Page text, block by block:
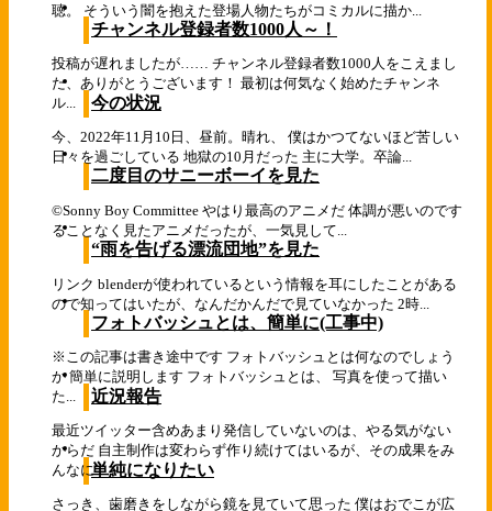
聴。 そういう闇を抱えた登場人物たちがコミカルに描か...
チャンネル登録者数1000人～！
投稿が遅れましたが…… チャンネル登録者数1000人をこえまし
た、ありがとうございます！ 最初は何気なく始めたチャンネ
ル...
今の状況
今、2022年11月10日、昼前。晴れ、 僕はかつてないほど苦しい
日々を過ごしている 地獄の10月だった 主に大学。卒論...
二度目のサニーボーイを見た
©Sonny Boy Committee やはり最高のアニメだ 体調が悪いのです
ることなく見たアニメだったが、一気見して...
“雨を告げる漂流団地”を見た
リンク blenderが使われているという情報を耳にしたことがある
ので知ってはいたが、なんだかんだで見ていなかった 2時...
フォトバッシュとは、簡単に(工事中)
※この記事は書き途中です フォトバッシュとは何なのでしょう
か 簡単に説明します フォトバッシュとは、 写真を使って描い
た...
近況報告
最近ツイッター含めあまり発信していないのは、やる気がない
からだ 自主制作は変わらず作り続けてはいるが、その成果をみ
んなに...単純になりたい
さっき、歯磨きをしながら鏡を見ていて思った 僕はおでこが広